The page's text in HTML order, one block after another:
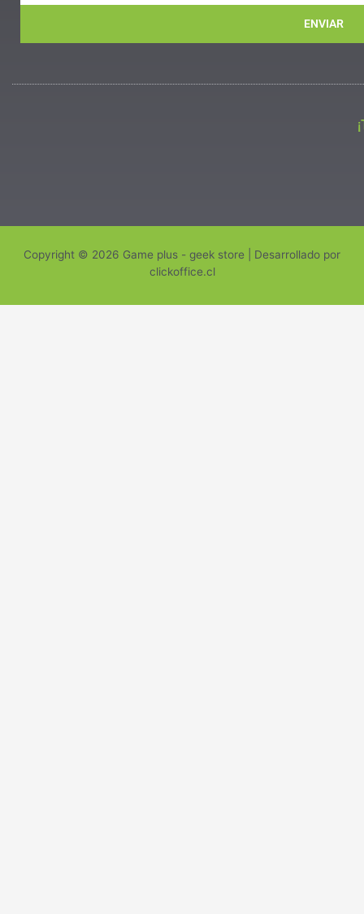
ENVIAR
Copyright © 2026 Game plus - geek store | Desarrollado por
clickoffice.cl